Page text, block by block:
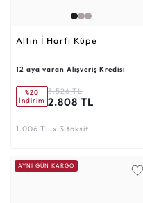
Altın İ Harfi Küpe
12 aya varan Alışveriş Kredisi
%20
İndirim
3.526 TL
2.808 TL
1.006 TL x 3 taksit
AYNI GÜN KARGO